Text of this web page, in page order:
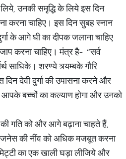
उनकी समृद्धि के लिये इस दिन
करना चाहिए। इस दिन सुबह स्नान
के आगे घी का दीपक जलाना चाहिए
करना चाहिए। मंत्र है- “सर्व
साधिके। शरण्ये त्र्यम्बके गौरि
दिन देवी दुर्गा की उपासना करने और
बच्चों का कल्याण होगा और उनको
गति को और आगे बढ़ाना चाहते हैं,
की नींव को अधिक मजबूत करना
का एक खाली घड़ा लीजिये और